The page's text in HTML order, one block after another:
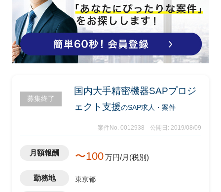
・ハイレベルローカルシステムアーキテ
クチャ（インタフェース、ミドルウェ
ア、ハイレベルのデータフロー）、ビジ
ネスプロセスフローなどの外部ユニット
を含むハイレベルのローカル組織構造の
理解
・現行のバッチジョブのスケジューリン
グ、監視、エラー処理と制約の明確化
ドとダウンロード）を含むハイレベルの
・あるべき統合、統合技術の認識及びキ
ース/バッチジョブ、プロトコル、デー
募集終了
国内大手精密機器SAPプロジ
ェクト支援のSAP求人・案件
案件No. 0012938 公開日: 2019/08/09
月額報酬 〜100万円/月(税別)
勤務地 東京都